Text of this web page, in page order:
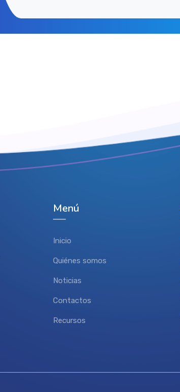
Menú
Inicio
Quiénes somos
Noticias
Contactos
Recursos